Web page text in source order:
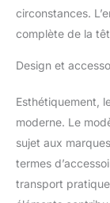
circonstances.
complète de la
Design et
Esthétiquement,
moderne. Le
sujet aux
termes
transport